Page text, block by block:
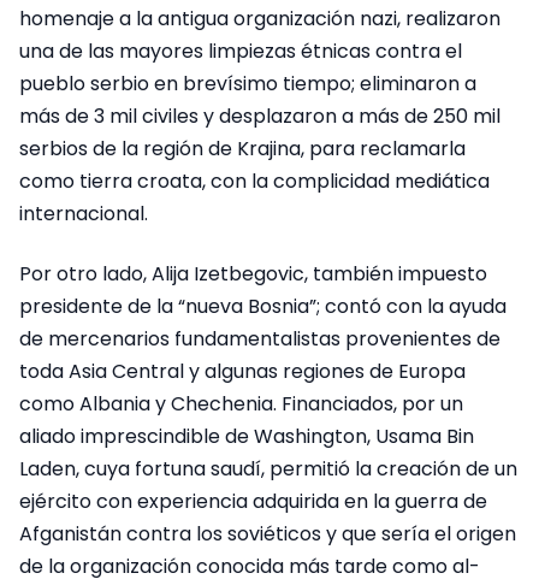
homenaje a la antigua organización nazi, realizaron
una de las mayores limpiezas étnicas contra el
pueblo serbio en brevísimo tiempo; eliminaron a
más de 3 mil civiles y desplazaron a más de 250 mil
serbios de la región de Krajina, para reclamarla
como tierra croata, con la complicidad mediática
internacional.
Por otro lado, Alija Izetbegovic, también impuesto
presidente de la “nueva Bosnia”; contó con la ayuda
de mercenarios fundamentalistas provenientes de
toda Asia Central y algunas regiones de Europa
como Albania y Chechenia. Financiados, por un
aliado imprescindible de Washington, Usama Bin
Laden, cuya fortuna saudí, permitió la creación de un
ejército con experiencia adquirida en la guerra de
Afganistán contra los soviéticos y que sería el origen
de la organización conocida más tarde como al-